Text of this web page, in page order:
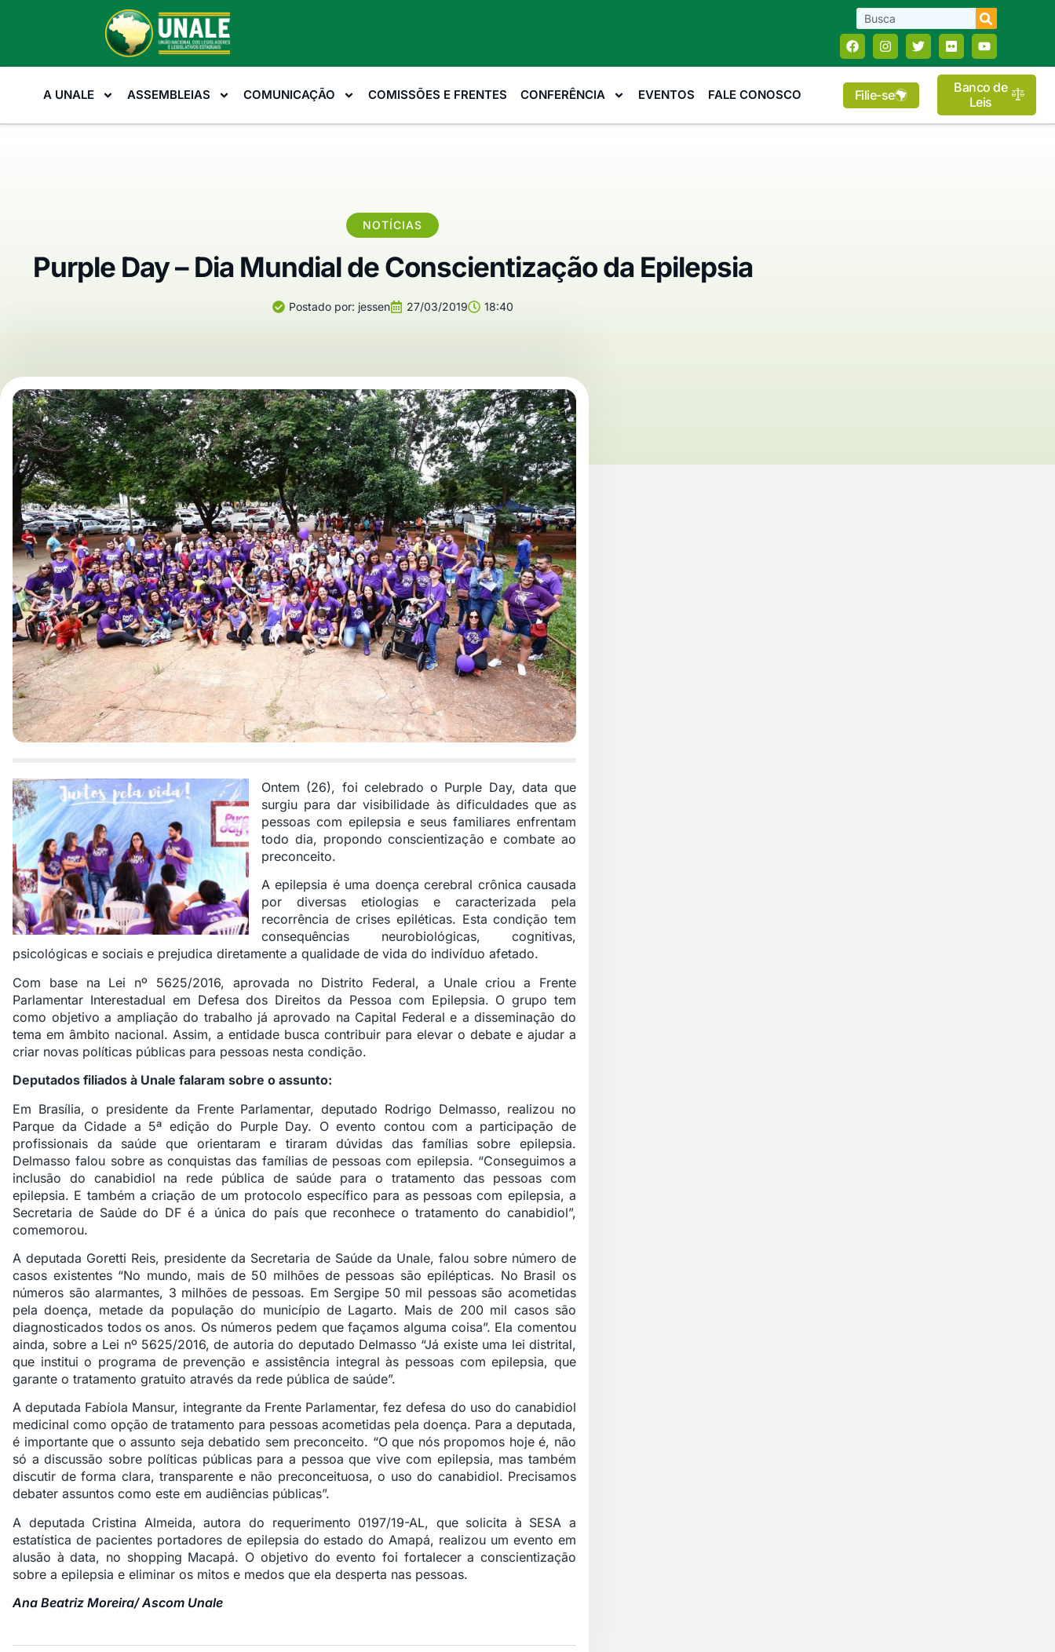
A UNALE ASSEMBLEIAS COMUNICAÇÃO COMISSÕES E FRENTES CONFERÊNCIA EVENTOS FALE CONOSCO Filie-se
Banco de
Leis
NOTÍCIAS
Purple Day – Dia Mundial de Conscientização da Epilepsia
Postado por: jessen 27/03/2019 18:40
Ontem (26), foi celebrado o Purple Day, data que
surgiu para dar visibilidade às dificuldades que as
pessoas com epilepsia e seus familiares enfrentam
todo dia, propondo conscientização e combate ao
preconceito.
A epilepsia é uma doença cerebral crônica causada
por diversas etiologias e caracterizada pela
recorrência de crises epiléticas. Esta condição tem
consequências neurobiológicas, cognitivas,
psicológicas e sociais e prejudica diretamente a qualidade de vida do indivíduo afetado.
Com base na Lei nº 5625/2016, aprovada no Distrito Federal, a Unale criou a Frente
Parlamentar Interestadual em Defesa dos Direitos da Pessoa com Epilepsia. O grupo tem
como objetivo a ampliação do trabalho já aprovado na Capital Federal e a disseminação do
tema em âmbito nacional. Assim, a entidade busca contribuir para elevar o debate e ajudar a
criar novas políticas públicas para pessoas nesta condição.
Deputados filiados à Unale falaram sobre o assunto:
Em Brasília, o presidente da Frente Parlamentar, deputado Rodrigo Delmasso, realizou no
Parque da Cidade a 5ª edição do Purple Day. O evento contou com a participação de
profissionais da saúde que orientaram e tiraram dúvidas das famílias sobre epilepsia.
Delmasso falou sobre as conquistas das famílias de pessoas com epilepsia. “Conseguimos a
inclusão do canabidiol na rede pública de saúde para o tratamento das pessoas com
epilepsia. E também a criação de um protocolo específico para as pessoas com epilepsia, a
Secretaria de Saúde do DF é a única do país que reconhece o tratamento do canabidiol”,
comemorou.
A deputada Goretti Reis, presidente da Secretaria de Saúde da Unale, falou sobre número de
casos existentes “No mundo, mais de 50 milhões de pessoas são epilépticas. No Brasil os
números são alarmantes, 3 milhões de pessoas. Em Sergipe 50 mil pessoas são acometidas
pela doença, metade da população do município de Lagarto. Mais de 200 mil casos são
diagnosticados todos os anos. Os números pedem que façamos alguma coisa”. Ela comentou
ainda, sobre a Lei nº 5625/2016, de autoria do deputado Delmasso “Já existe uma lei distrital,
que institui o programa de prevenção e assistência integral às pessoas com epilepsia, que
garante o tratamento gratuito através da rede pública de saúde”.
A deputada Fabíola Mansur, integrante da Frente Parlamentar, fez defesa do uso do canabidiol
medicinal como opção de tratamento para pessoas acometidas pela doença. Para a deputada,
é importante que o assunto seja debatido sem preconceito. “O que nós propomos hoje é, não
só a discussão sobre políticas públicas para a pessoa que vive com epilepsia, mas também
discutir de forma clara, transparente e não preconceituosa, o uso do canabidiol. Precisamos
debater assuntos como este em audiências públicas”.
A deputada Cristina Almeida, autora do requerimento 0197/19-AL, que solicita à SESA a
estatística de pacientes portadores de epilepsia do estado do Amapá, realizou um evento em
alusão à data, no shopping Macapá. O objetivo do evento foi fortalecer a conscientização
sobre a epilepsia e eliminar os mitos e medos que ela desperta nas pessoas.
Ana Beatriz Moreira/ Ascom Unale